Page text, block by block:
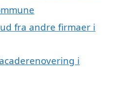
fra andre firmaer i
i